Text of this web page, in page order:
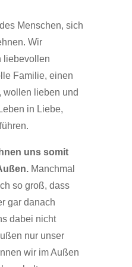
Menschen, sich
Wir
liebevollen
Familie, einen
wollen lieben und
in Liebe,
uns somit
Manchmal
so groß, dass
gar danach
dabei nicht
nur unser
wir im Außen